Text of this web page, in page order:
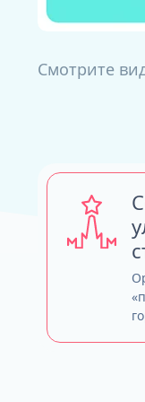
Смотрите